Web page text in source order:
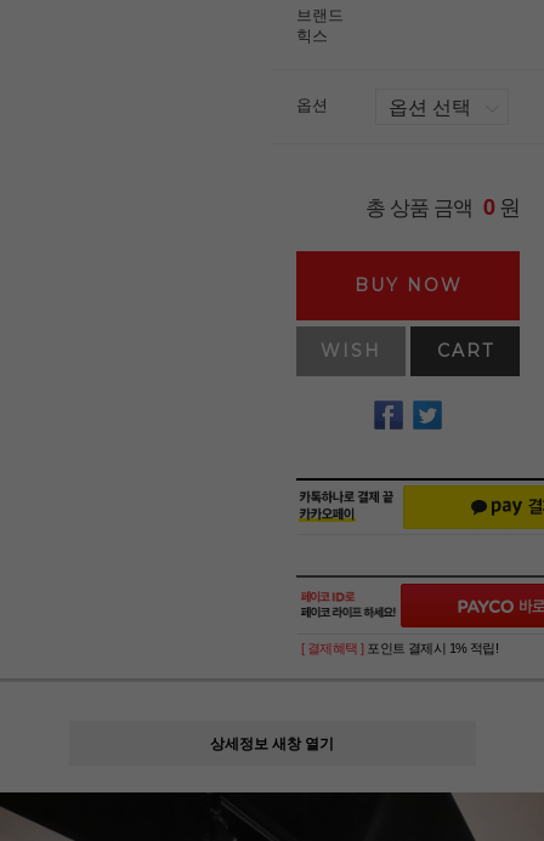
브랜드
힉스
옵션
총 상품 금액 0원
BUY NOW
WISH CART
[ 결제혜택 ] 포인트 결제시 1% 적립!
상세정보 새창 열기